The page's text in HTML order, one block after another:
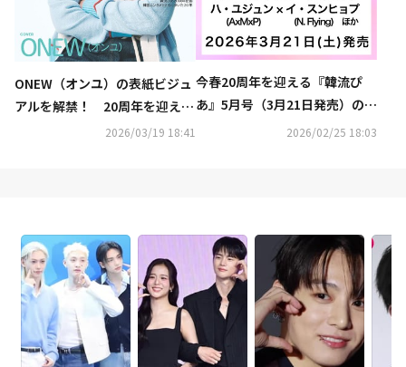
ONEW（オンユ）の表紙ビジュ
アルを解禁！ 20周年を迎える
『韓流ぴあ』5月号が3月21日発
2026/03/19 18:41
今春20周年を迎える『韓流ぴ
あ』5月号（3月21日発売）の表
紙にONEW（オンユ）が初登
2026/02/25 18:03